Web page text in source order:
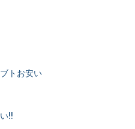
トお安い
!!